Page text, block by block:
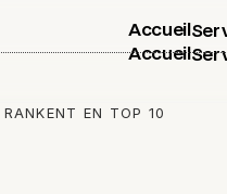
Accueil
Accueil
EN TOP 10